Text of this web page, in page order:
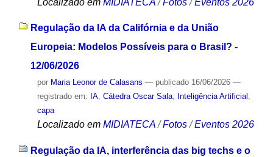
Regulação da IA da Califórnia e da União
Europeia: Modelos Possíveis para o Brasil? -
12/06/2026
por Maria Leonor de Calasans — publicado16/06/2026 —
registrado em: IA, Cátedra Oscar Sala, Inteligência Artificial ,
capa
Localizado em MIDIATECA /Fotos /Eventos 2026
Regulação da IA, interferência das big techs e o